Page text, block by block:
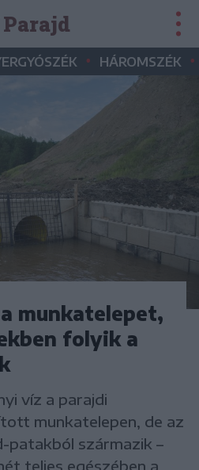
• HÁROMSZÉK •
munkatelepet,
folyik a
víz a parajdi
munkatelepen, de az
patakból származik –
teljes egészében a